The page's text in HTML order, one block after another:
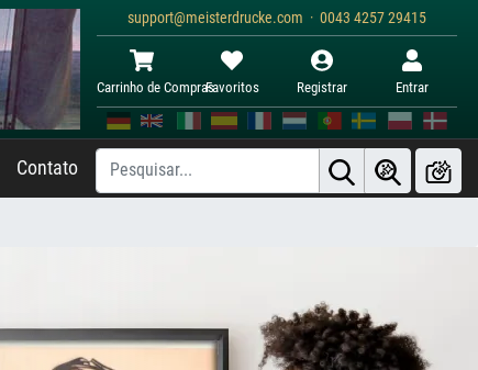
support@meisterdrucke.com · 0043 4257 29415
Carrinho de ComprasFavoritos Registrar Entrar
Contato